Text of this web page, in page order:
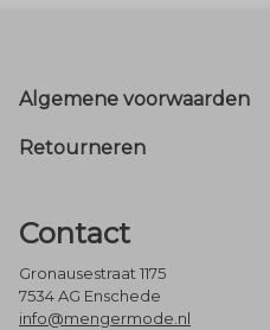
Footer
Algemene voorwaarden
Retourneren
Contact
Gronausestraat 1175
7534 AG Enschede
info@mengermode.nl